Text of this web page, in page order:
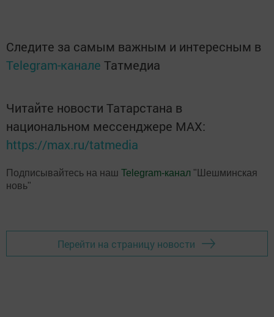
Следите за самым важным и интересным в
Telegram-канале Татмедиа
Читайте новости Татарстана в
национальном мессенджере MАХ:
https://max.ru/tatmedia
Подписывайтесь на наш Telegram-канал "Шешминская
новь"
Перейти на страницу новости